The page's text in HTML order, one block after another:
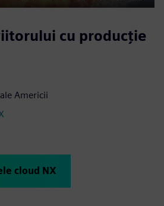
Mute Settings
PIP
Enter
cu producție
Americii
cloud NX